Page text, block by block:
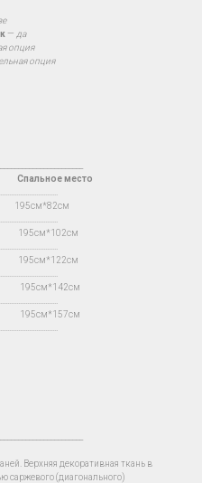
— да
опция
опция
Спальное место
195см*102см
195см*122см
195см*142см
195см*157см
Верхняя декоративная ткань в
саржевого (диагонального)